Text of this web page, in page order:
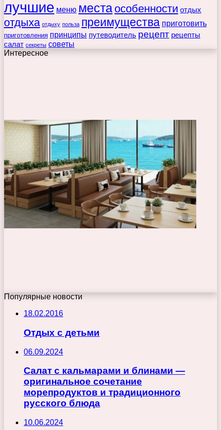
лучшие меню места особенности отдых
отдыха отдыху польза преимущества приготовить
приготовления принципы путеводитель рецепт рецепты
салат секреты советы
Интересное
Популярные новости
18.02.2016
Отдых с детьми
06.09.2024
Салат с кальмарами и блинами —
оригинальное сочетание
морепродуктов и традиционного
русского блюда
10.06.2024